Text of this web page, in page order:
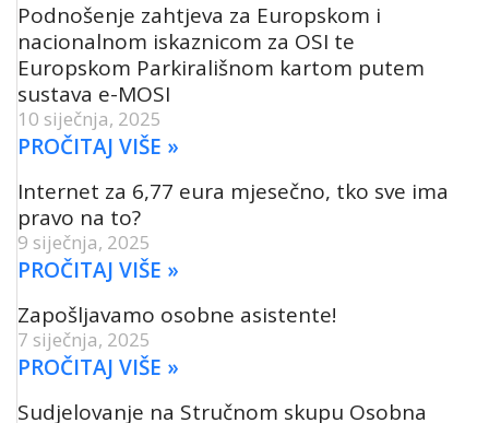
Podnošenje zahtjeva za Europskom i
nacionalnom iskaznicom za OSI te
Europskom Parkirališnom kartom putem
sustava e-MOSI
10 siječnja, 2025
PROČITAJ VIŠE »
Internet za 6,77 eura mjesečno, tko sve ima
pravo na to?
9 siječnja, 2025
PROČITAJ VIŠE »
Zapošljavamo osobne asistente!
7 siječnja, 2025
PROČITAJ VIŠE »
Sudjelovanje na Stručnom skupu Osobna